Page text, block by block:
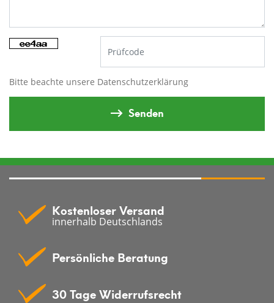
Bitte beachte unsere Datenschutzerklärung
Senden
Kostenloser Versand
innerhalb Deutschlands
Persönliche Beratung
30 Tage Widerrufsrecht